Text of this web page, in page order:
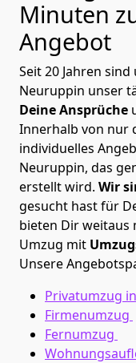
Minuten
Angebot
Seit 20 Jahren sind
Neuruppin unser
Deine Ansprüche
Innerhalb von nur
individuelles
Neuruppin, das
erstellt wird. Wir
gesucht hast für
bieten Dir weitaus
Umzug mit
Unsere
Privatumzug
Firmenumzug
Fernumzug